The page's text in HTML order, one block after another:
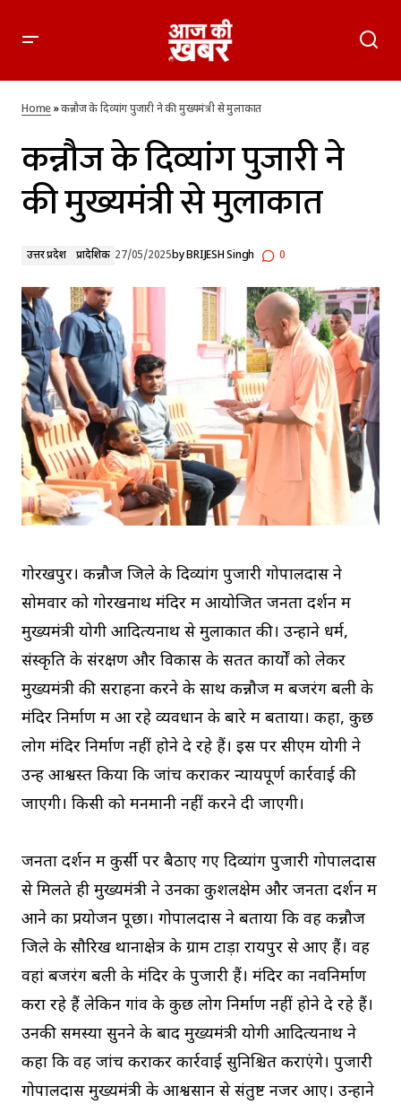
कन्नौज के दिव्यांग पुजारी ने की मुख्यमंत्री से मुलाकात
Home»कन्नौज के दिव्यांग पुजारी ने की मुख्यमंत्री से मुलाकात
कन्नौज के दिव्यांग पुजारी ने
की मुख्यमंत्री से मुलाकात
उत्तर प्रदेश प्रादेशिक 27/05/2025byBRIJESH Singh 0
गोरखपुर। कन्नौज जिले के दिव्यांग पुजारी गोपालदास ने
सोमवार को गोरखनाथ मंदिर में आयोजित जनता दर्शन में
मुख्यमंत्री योगी आदित्यनाथ से मुलाकात की। उन्होंने धर्म,
संस्कृति के संरक्षण और विकास के सतत कार्यों को लेकर
मुख्यमंत्री की सराहना करने के साथ कन्नौज में बजरंग बली के
मंदिर निर्माण में आ रहे व्यवधान के बारे में बताया। कहा, कुछ
लोग मंदिर निर्माण नहीं होने दे रहे हैं। इस पर सीएम योगी ने
उन्हें आश्वस्त किया कि जांच कराकर न्यायपूर्ण कार्रवाई की
जाएगी। किसी को मनमानी नहीं करने दी जाएगी।
जनता दर्शन में कुर्सी पर बैठाए गए दिव्यांग पुजारी गोपालदास
से मिलते ही मुख्यमंत्री ने उनका कुशलक्षेम और जनता दर्शन में
आने का प्रयोजन पूछा। गोपालदास ने बताया कि वह कन्नौज
जिले के सौरिख थानाक्षेत्र के ग्राम टाड़ा रायपुर से आए हैं। वह
वहां बजरंग बली के मंदिर के पुजारी हैं। मंदिर का नवनिर्माण
करा रहे हैं लेकिन गांव के कुछ लोग निर्माण नहीं होने दे रहे हैं।
उनकी समस्या सुनने के बाद मुख्यमंत्री योगी आदित्यनाथ ने
कहा कि वह जांच कराकर कार्रवाई सुनिश्चित कराएंगे। पुजारी
गोपालदास मुख्यमंत्री के आश्वसान से संतुष्ट नजर आए। उन्होंने